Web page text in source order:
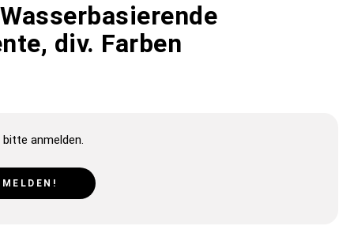
div. Farben
bitte anmelden.